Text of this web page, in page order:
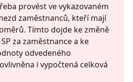
provést ve vykazovaném
zaměstnanců, kteří mají
Tímto dojde ke změně
za zaměstnance a ke
odvedeného
i vypočtená celková